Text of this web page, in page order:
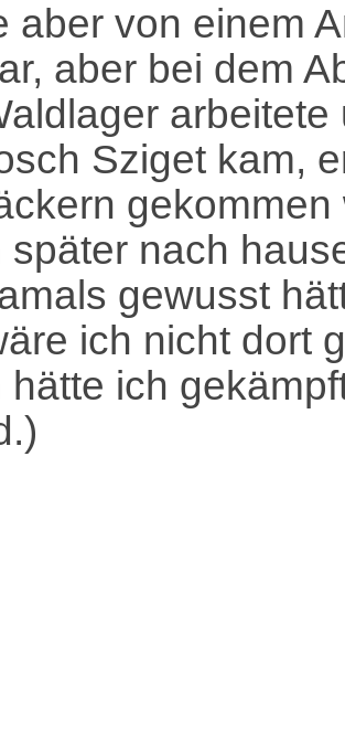
aber von einem
aber bei dem
Sziget kam,
später nach
gewusst
ich nicht dort
hätte ich